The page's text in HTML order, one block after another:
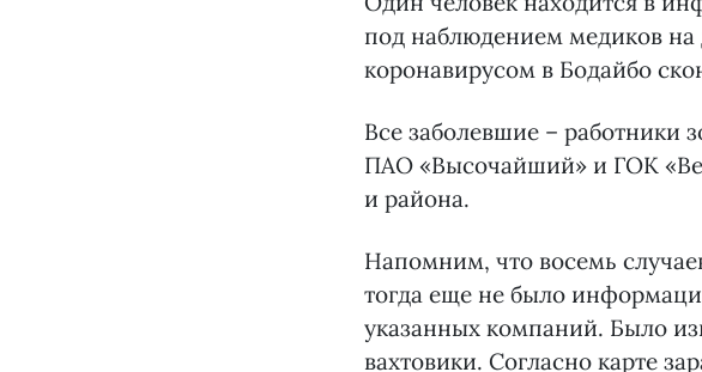
под наблюдением медиков
коронавирусом в Бодайбо
Все заболевшие –
ПАО «Высочайший» и ГОК
и района.
Напомним, что восемь
тогда еще не было
указанных компаний. Было
вахтовики. Согласно карте